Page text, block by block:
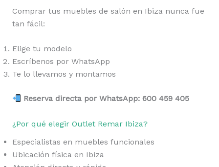
Comprar tus muebles de salón en Ibiza nunca fue
tan fácil:
Elige tu modelo
Escríbenos por WhatsApp
Te lo llevamos y montamos
Reserva directa por WhatsApp: 600 459 405
¿Por qué elegir Outlet Remar Ibiza?
Especialistas en muebles funcionales
Ubicación física en Ibiza